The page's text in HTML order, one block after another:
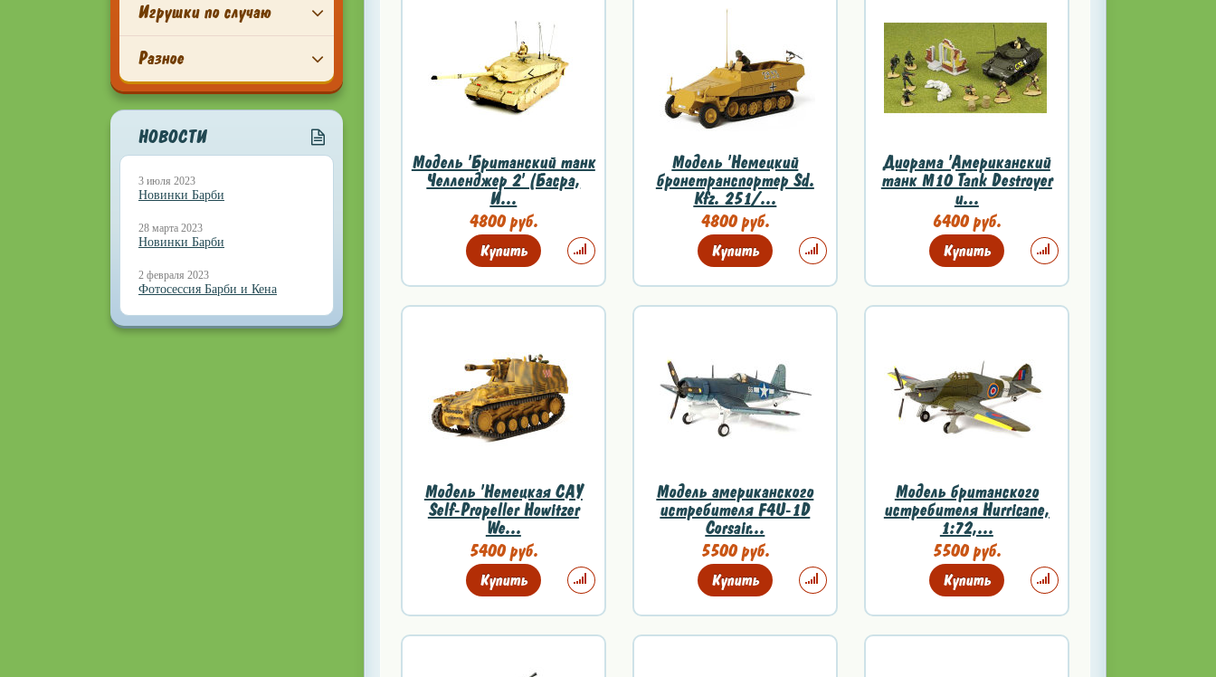
Игрушки по случаю
Разное
НОВОСТИ
3 июля 2023
Новинки Барби
28 марта 2023
Новинки Барби
2 февраля 2023
Фотосессия Барби и Кена
Модель 'Британский танк
Челленджер 2' (Басра,
И...
4800 руб.
Купить
Модель 'Немецкий
бронетранспортер Sd.
Kfz. 251/...
4800 руб.
Купить
Диорама 'Американский
танк M10 Tank Destroyer
и...
6400 руб.
Купить
Модель 'Немецкая САУ
Self-Propeller Howitzer
We...
5400 руб.
Купить
Модель американского
истребителя F4U-1D
Corsair...
5500 руб.
Купить
Модель британского
истребителя Hurricane,
1:72,...
5500 руб.
Купить